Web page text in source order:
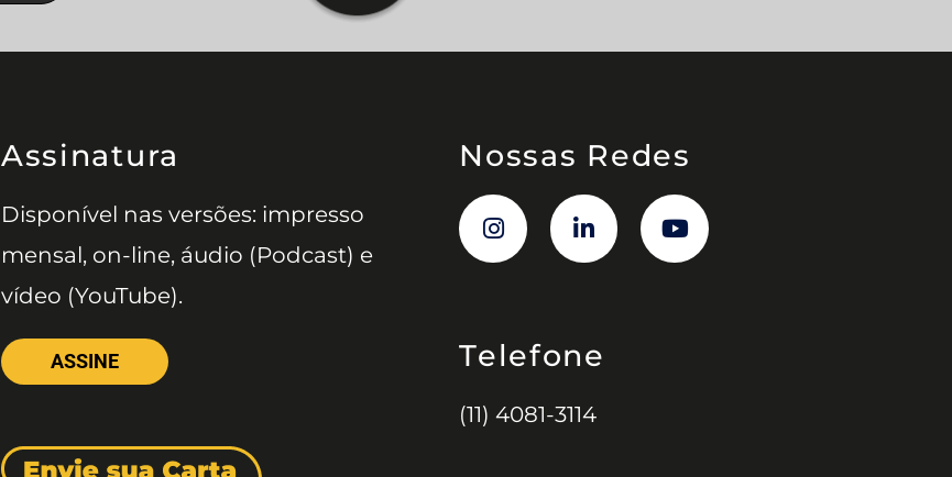
Assinatura
Disponível nas versões: impresso
mensal, on-line, áudio (Podcast) e
vídeo (YouTube).
ASSINE
Nossas Redes
Telefone
(11) 4081-3114